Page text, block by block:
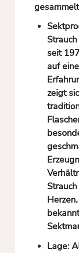
seit
auf
zeigt
Lage: